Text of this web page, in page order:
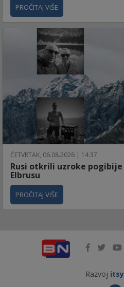
PROČITAJ VIŠE
ČETVRTAK, 06.08.2026 | 14:37
Rusi otkrili uzroke pogibije
Elbrusu
PROČITAJ VIŠE
Razvoj